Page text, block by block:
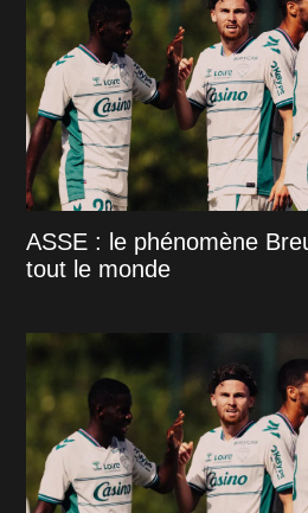
ASSE : le phénomène
tout le monde